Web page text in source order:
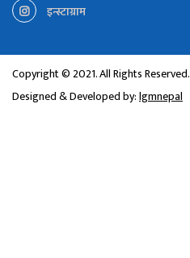
इन्स्टाग्राम
Copyright © 2021. All Rights Reserved.
Designed & Developed by:lgmnepal